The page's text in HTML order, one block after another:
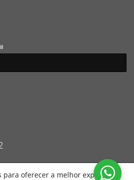
para oferecer a melhor experiência